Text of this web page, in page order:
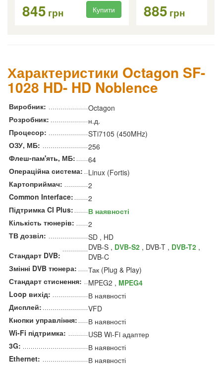
845 грн Купити 885 грн
Характеристики Octagon SF-
1028 HD- HD Noblence
Виробник:
Octagon
Розробник:
н.д.
Процесор:
STi7105 (450MHz)
ОЗУ, МБ:
256
Флеш-пам'ять, МБ:
64
Операційна система:
Linux (Fortis)
Картоприймач:
2
Common Interface:
2
Підтримка CI Plus:
В наявності
Кількість тюнерів:
2
ТВ дозвіл:
SD , HD
Стандарт DVB:
DVB-S , DVB-S2 , DVB-T , DVB-T2 ,
DVB-C
Змінні DVB тюнера:
Так (Plug & Play)
Стандарт стиснення:
MPEG2 , MPEG4
Loop вихід:
В наявності
Дисплей:
VFD
Кнопки управління:
В наявності
Wi-Fi підтримка:
USB Wi-Fi адаптер
3G:
В наявності
Ethernet:
В наявності